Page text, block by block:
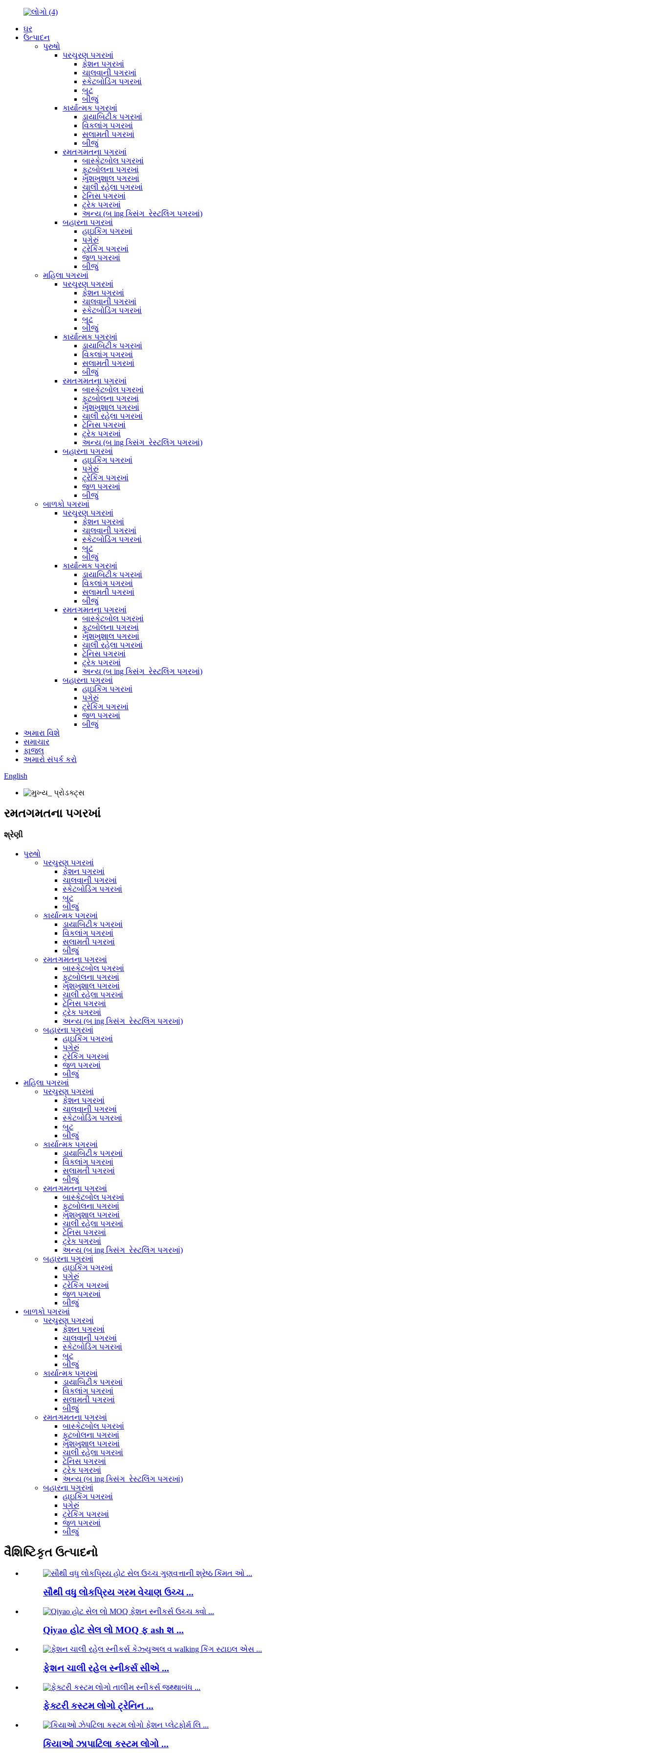
ઘર
ઉત્પાદન
પુરુષો
પરચુરણ પગરખાં
ફેશન પગરખાં
ચાલવાની પગરખાં
સ્કેટબોડિંગ પગરખાં
બુટ
બીજું
કાર્યાત્મક પગરખાં
ડાયાબિટીક પગરખાં
વિકલાંગ પગરખાં
સલામતી પગરખાં
બીજું
રમતગમતના પગરખાં
બાસ્કેટબોલ પગરખાં
ફૂટબોલના પગરખાં
ખુશખુશાલ પગરખાં
ચાલી રહેલા પગરખાં
ટેનિસ પગરખાં
ટ્રેક પગરખાં
અન્ય (બ ing ક્સિંગ_રેસ્ટલિંગ પગરખાં)
બહારના પગરખાં
હાઇકિંગ પગરખાં
પગેરું
ટ્રેકિંગ પગરખાં
જળ પગરખાં
બીજું
મહિલા પગરખાં
પરચુરણ પગરખાં
ફેશન પગરખાં
ચાલવાની પગરખાં
સ્કેટબોડિંગ પગરખાં
બુટ
બીજું
કાર્યાત્મક પગરખાં
ડાયાબિટીક પગરખાં
વિકલાંગ પગરખાં
સલામતી પગરખાં
બીજું
રમતગમતના પગરખાં
બાસ્કેટબોલ પગરખાં
ફૂટબોલના પગરખાં
ખુશખુશાલ પગરખાં
ચાલી રહેલા પગરખાં
ટેનિસ પગરખાં
ટ્રેક પગરખાં
અન્ય (બ ing ક્સિંગ_રેસ્ટલિંગ પગરખાં)
બહારના પગરખાં
હાઇકિંગ પગરખાં
પગેરું
ટ્રેકિંગ પગરખાં
જળ પગરખાં
બીજું
બાળકો પગરખાં
પરચુરણ પગરખાં
ફેશન પગરખાં
ચાલવાની પગરખાં
સ્કેટબોડિંગ પગરખાં
બુટ
બીજું
કાર્યાત્મક પગરખાં
ડાયાબિટીક પગરખાં
વિકલાંગ પગરખાં
સલામતી પગરખાં
બીજું
રમતગમતના પગરખાં
બાસ્કેટબોલ પગરખાં
ફૂટબોલના પગરખાં
ખુશખુશાલ પગરખાં
ચાલી રહેલા પગરખાં
ટેનિસ પગરખાં
ટ્રેક પગરખાં
અન્ય (બ ing ક્સિંગ_રેસ્ટલિંગ પગરખાં)
બહારના પગરખાં
હાઇકિંગ પગરખાં
પગેરું
ટ્રેકિંગ પગરખાં
જળ પગરખાં
બીજું
અમારા વિશે
સમાચાર
ફાજલ
અમારો સંપર્ક કરો
English
રમતગમતના પગરખાં
શ્રેણી
પુરુષો
પરચુરણ પગરખાં
ફેશન પગરખાં
ચાલવાની પગરખાં
સ્કેટબોડિંગ પગરખાં
બુટ
બીજું
કાર્યાત્મક પગરખાં
ડાયાબિટીક પગરખાં
વિકલાંગ પગરખાં
સલામતી પગરખાં
બીજું
રમતગમતના પગરખાં
બાસ્કેટબોલ પગરખાં
ફૂટબોલના પગરખાં
ખુશખુશાલ પગરખાં
ચાલી રહેલા પગરખાં
ટેનિસ પગરખાં
ટ્રેક પગરખાં
અન્ય (બ ing ક્સિંગ_રેસ્ટલિંગ પગરખાં)
બહારના પગરખાં
હાઇકિંગ પગરખાં
પગેરું
ટ્રેકિંગ પગરખાં
જળ પગરખાં
બીજું
મહિલા પગરખાં
પરચુરણ પગરખાં
ફેશન પગરખાં
ચાલવાની પગરખાં
સ્કેટબોડિંગ પગરખાં
બુટ
બીજું
કાર્યાત્મક પગરખાં
ડાયાબિટીક પગરખાં
વિકલાંગ પગરખાં
સલામતી પગરખાં
બીજું
રમતગમતના પગરખાં
બાસ્કેટબોલ પગરખાં
ફૂટબોલના પગરખાં
ખુશખુશાલ પગરખાં
ચાલી રહેલા પગરખાં
ટેનિસ પગરખાં
ટ્રેક પગરખાં
અન્ય (બ ing ક્સિંગ_રેસ્ટલિંગ પગરખાં)
બહારના પગરખાં
હાઇકિંગ પગરખાં
પગેરું
ટ્રેકિંગ પગરખાં
જળ પગરખાં
બીજું
બાળકો પગરખાં
પરચુરણ પગરખાં
ફેશન પગરખાં
ચાલવાની પગરખાં
સ્કેટબોડિંગ પગરખાં
બુટ
બીજું
કાર્યાત્મક પગરખાં
ડાયાબિટીક પગરખાં
વિકલાંગ પગરખાં
સલામતી પગરખાં
બીજું
રમતગમતના પગરખાં
બાસ્કેટબોલ પગરખાં
ફૂટબોલના પગરખાં
ખુશખુશાલ પગરખાં
ચાલી રહેલા પગરખાં
ટેનિસ પગરખાં
ટ્રેક પગરખાં
અન્ય (બ ing ક્સિંગ_રેસ્ટલિંગ પગરખાં)
બહારના પગરખાં
હાઇકિંગ પગરખાં
પગેરું
ટ્રેકિંગ પગરખાં
જળ પગરખાં
બીજું
વૈશિષ્ટિકૃત ઉત્પાદનો
સૌથી વધુ લોકપ્રિય ગરમ વેચાણ ઉચ્ચ ...
Qiyao હોટ સેલ લો MOQ ફ ash શ ...
ફેશન ચાલી રહેલ સ્નીકર્સ સીએ ...
ફેક્ટરી કસ્ટમ લોગો ટ્રેનિન ...
કિયાઓ ઝાપાટિલા કસ્ટમ લોગો ...